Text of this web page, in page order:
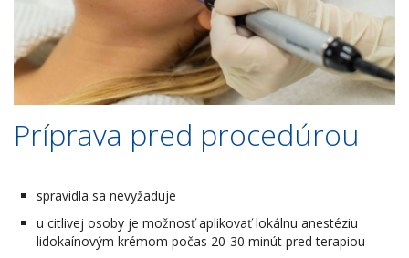
Príprava pred procedúrou
spravidla sa nevyžaduje
u citlivej osoby je možnosť aplikovať lokálnu anestéziu
lidokaínovým krémom počas 20-30 minút pred terapiou